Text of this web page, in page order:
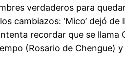
verdaderos para
cambiazos: ‘Mico’ dejó
recordar que se
(Rosario de Chengue)